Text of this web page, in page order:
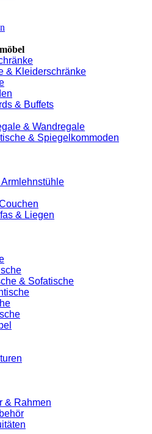
& Kleiderschränke
& Buffets
& Wandregale
& Spiegelkommoden
& Liegen
& Sofatische
& Rahmen